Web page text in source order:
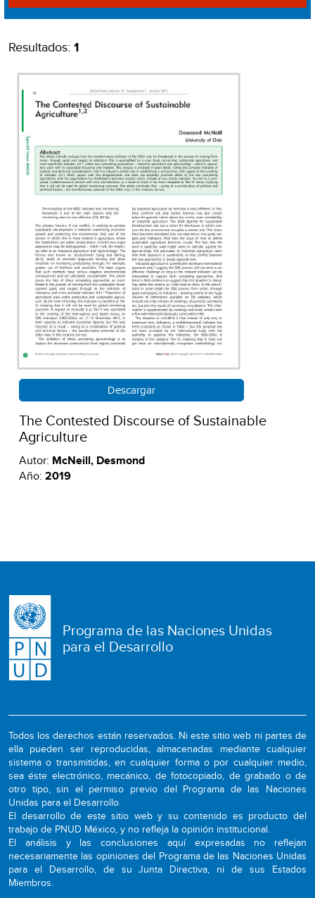
Resultados: 1
Descargar
The Contested Discourse of Sustainable
Agriculture
Autor: McNeill, Desmond
Año: 2019
Programa de las Naciones Unidas
para el Desarrollo
Todos los derechos están reservados. Ni este sitio web ni partes de
ella pueden ser reproducidas, almacenadas mediante cualquier
sistema o transmitidas, en cualquier forma o por cualquier medio,
sea éste electrónico, mecánico, de fotocopiado, de grabado o de
otro tipo, sin el permiso previo del Programa de las Naciones
Unidas para el Desarrollo.
El desarrollo de este sitio web y su contenido es producto del
trabajo de PNUD México, y no refleja la opinión institucional.
El análisis y las conclusiones aquí expresadas no reflejan
necesariamente las opiniones del Programa de las Naciones Unidas
para el Desarrollo, de su Junta Directiva, ni de sus Estados
Miembros.